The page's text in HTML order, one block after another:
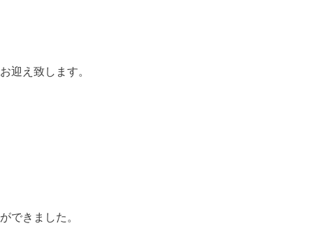
迎え致します。
できました。